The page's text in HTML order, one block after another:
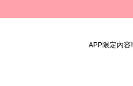
APP限定內容!